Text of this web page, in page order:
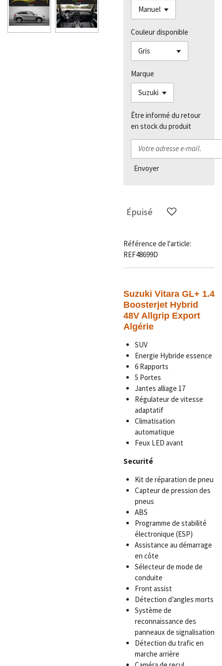
Couleur disponible
Marque
Être informé du retour
en stock du produit
Envoyer
Épuisé
Référence de l'article:
REF48699D
Suzuki Vitara GL+ 1.4
Boosterjet Hybrid
48V Allgrip Export
Algérie
SUV
Energie Hybride essence
6 Rapports
5 Portes
Jantes alliage 17
Régulateur de vitesse
adaptatif
Climatisation
automatique
Feux LED avant
Securité
Kit de réparation de pneu
Capteur de pression des
pneus
ABS
Programme de stabilité
électronique (ESP)
Assistance au démarrage
en côte
Sélecteur de mode de
conduite
Front assist
Détection d’angles morts
Système de
reconnaissance des
panneaux de signalisation
Détection du trafic en
marche arrière